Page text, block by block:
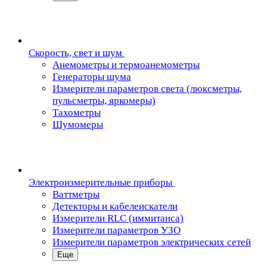
Скорость, свет и шум
Анемометры и термоанемометры
Генераторы шума
Измерители параметров света (люксметры,
пульсметры, яркомеры)
Тахометры
Шумомеры
Электроизмерительные приборы
Ваттметры
Детекторы и кабелеискатели
Измерители RLC (иммитанса)
Измерители параметров УЗО
Измерители параметров электрических сетей
Еще